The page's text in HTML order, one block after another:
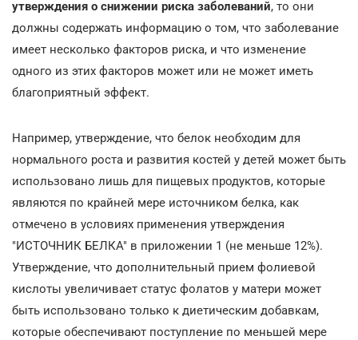
утверждения о снижении риска заболеваний, то они
должны содержать информацию о том, что заболевание
имеет несколько факторов риска, и что изменение
одного из этих факторов может или не может иметь
благоприятный эффект.
Например, утверждение, что белок необходим для
нормального роста и развития костей у детей может быть
использовано лишь для пищевых продуктов, которые
являются по крайней мере источником белка, как
отмечено в условиях применения утверждения
"ИСТОЧНИК БЕЛКА" в приложении 1 (не меньше 12%).
Утверждение, что дополнительный прием фолиевой
кислоты увеличивает статус фолатов у матери может
быть использовано только к диетическим добавкам,
которые обеспечивают поступление по меньшей мере